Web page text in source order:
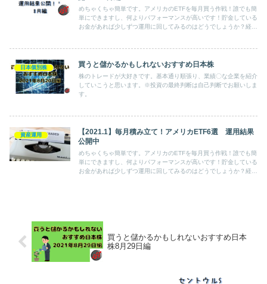
めちゃくちゃ簡単です。アメリカのETFを毎月買う作戦！誰でも簡
単にできますし、何よりパフォーマンスが高いです！貯金している
お金があれば少しずつ運用に回してみるのはどうでしょうか？経済
日本個別株 買うと儲かるかもしれないおすすめ日本株
株のトレードが大好きです。基本通り順張り、業績〇な企業を紹介
していこうと思います。※投資の最終判断は自己判断でお願いしま
す。
資産運用
【2021.1】毎月積み立て！アメリカETF6選 運用結果
公開中
めちゃくちゃ簡単です。アメリカのETFを毎月買う作戦！誰でも簡
単にできますし、何よりパフォーマンスが高いです！貯金している
お金があれば少しずつ運用に回してみるのはどうでしょうか？経済
買うと儲かるかもしれないおすすめ日本
株8月29日編